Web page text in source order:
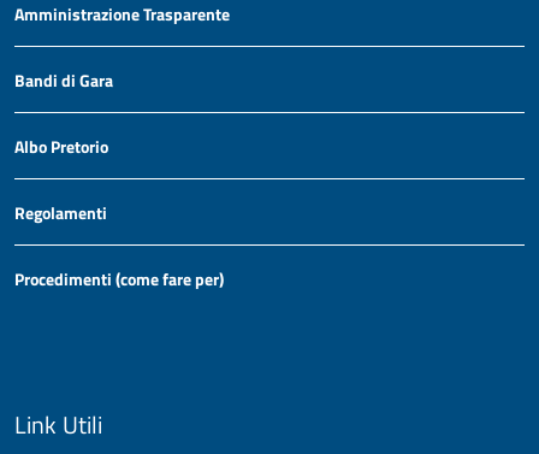
Amministrazione Trasparente
Bandi di Gara
Albo Pretorio
Regolamenti
Procedimenti (come fare per)
Link Utili